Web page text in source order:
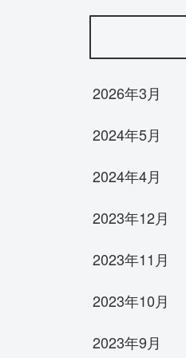
2026年3月
2024年5月
2024年4月
2023年12月
2023年11月
2023年10月
2023年9月